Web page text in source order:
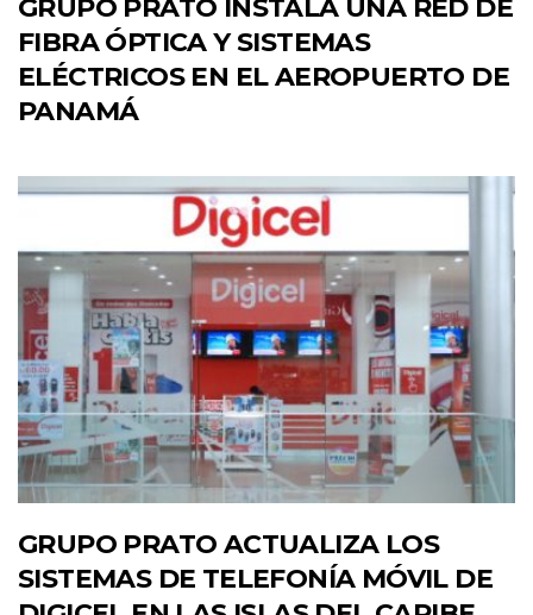
GRUPO PRATO INSTALA UNA RED DE
FIBRA ÓPTICA Y SISTEMAS
ELÉCTRICOS EN EL AEROPUERTO DE
PANAMÁ
GRUPO PRATO ACTUALIZA LOS
SISTEMAS DE TELEFONÍA MÓVIL DE